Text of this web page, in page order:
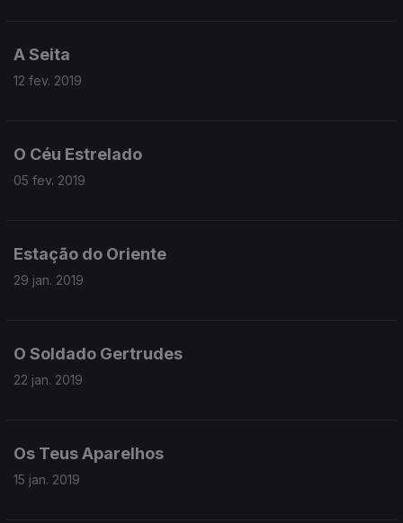
A Seita
12 fev. 2019
O Céu Estrelado
05 fev. 2019
Estação do Oriente
29 jan. 2019
O Soldado Gertrudes
22 jan. 2019
Os Teus Aparelhos
15 jan. 2019